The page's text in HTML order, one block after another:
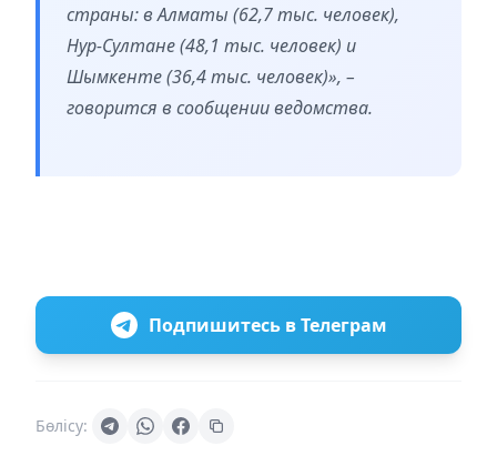
страны: в Алматы (62,7 тыс. человек),
Нур-Султане (48,1 тыс. человек) и
Шымкенте (36,4 тыс. человек)», –
говорится в сообщении ведомства.
Подпишитесь в Телеграм
Бөлісу: